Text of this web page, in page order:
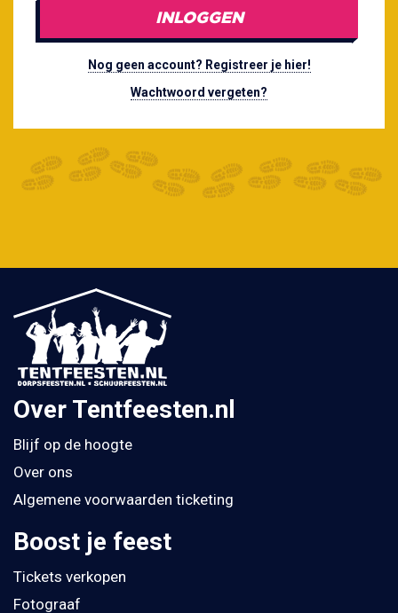
INLOGGEN
Nog geen account? Registreer je hier!
Wachtwoord vergeten?
Over Tentfeesten.nl
Blijf op de hoogte
Over ons
Algemene voorwaarden ticketing
Boost je feest
Tickets verkopen
Fotograaf